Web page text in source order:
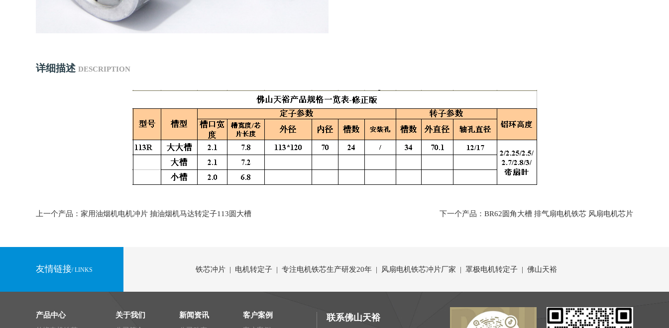
详细描述 DESCRIPTION
上一个产品：家用油烟机电机冲片 抽油烟机马达转定子113圆大槽 下一个产品：BR62圆角大槽 排气扇电机铁芯 风扇电机芯片
友情链接/ LINKS 铁芯冲片 | 电机转定子 | 专注电机铁芯生产研发20年 | 风扇电机铁芯冲片厂家 | 罩极电机转定子 | 佛山天裕
产品中心 关于我们 新闻资讯 客户案例 联系佛山天裕